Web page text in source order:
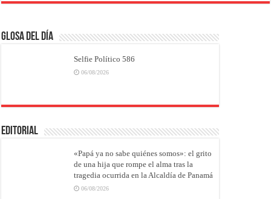
Glosa del Día
Selfie Político 586
06/08/2026
EDITORIAL
«Papá ya no sabe quiénes somos»: el grito
de una hija que rompe el alma tras la
tragedia ocurrida en la Alcaldía de Panamá
06/08/2026